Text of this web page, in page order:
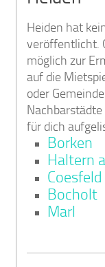
Heiden hat
veröffentlicht.
möglich zur
auf die
oder
für dich
Borken
Haltern
Coesfeld
Bocholt
Marl